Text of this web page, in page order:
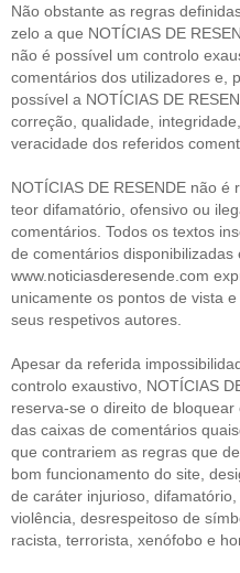
Não obstante as regras
zelo a que NOTÍCIAS DE
não é possível um controlo
comentários dos utilizadores e,
possível a NOTÍCIAS DE
correção, qualidade,
veracidade dos referidos
NOTÍCIAS DE RESENDE não é
teor difamatório, ofensivo ou
comentários. Todos os textos
de comentários disponibilizadas
www.noticiasderesende.com
unicamente os pontos de vista
seus respetivos autores.
Apesar da referida
controlo exaustivo, NOTÍCIAS
reserva-se o direito de
das caixas de comentários
que contrariem as regras que
bom funcionamento do site,
de caráter injurioso,
violência, desrespeitoso de
racista, terrorista, xenófobo e